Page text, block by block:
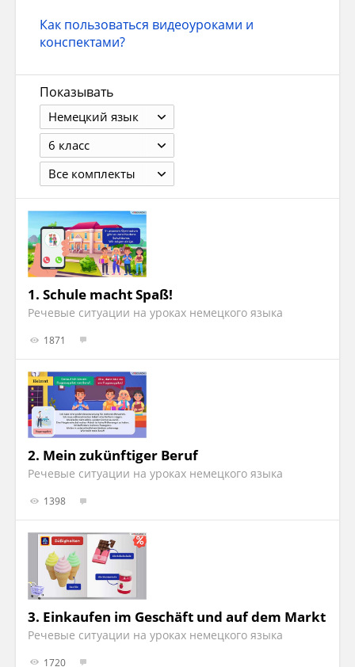
Как пользоваться видеоуроками и
конспектами?
Показывать
Немецкий язык
6 класс
Все комплекты
1. Schule macht Spaß!
Речевые ситуации на уроках немецкого языка
1871
2. Mein zukünftiger Beruf
Речевые ситуации на уроках немецкого языка
1398
3. Einkaufen im Geschäft und auf dem Markt
Речевые ситуации на уроках немецкого языка
1720